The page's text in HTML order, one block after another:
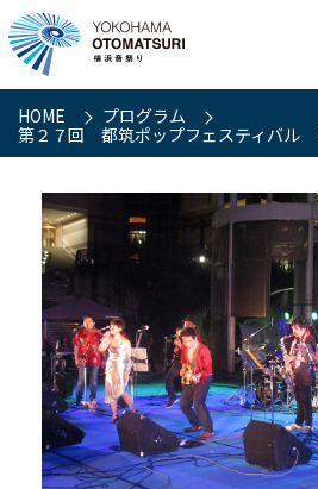
HOME
プログラム
第２７回 都筑ポップフェスティバル